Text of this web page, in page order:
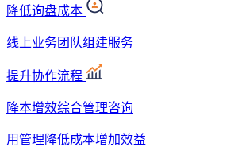
降低询盘成本
线上业务团队组建服务
提升协作流程
降本增效综合管理咨询
用管理降低成本增加效益